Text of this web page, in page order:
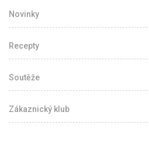
Novinky
Recepty
Soutěže
Zákaznický klub